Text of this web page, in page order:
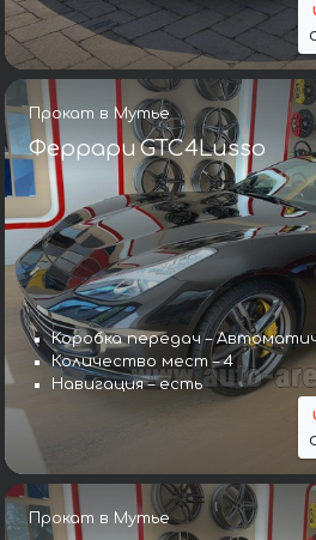
Прокат в Мутье
Феррари GTC4Lusso
Коробка передач –
Количество мест – 4
Навигация – есть
Прокат в Мутье